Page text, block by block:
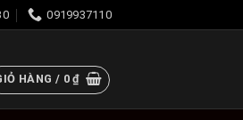
0919937110
HÀNG / 0₫